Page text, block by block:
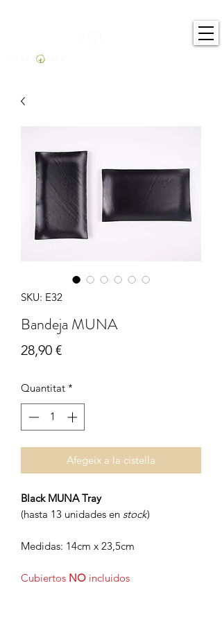
SKU: E32
Bandeja MUNA
28,90 €Price
Quantitat *
Afegeix a la cistella
Black MUNA Tray
(hasta 13 unidades en stock)
Medidas: 14cm x 23,5cm
Cubiertos NO incluidos